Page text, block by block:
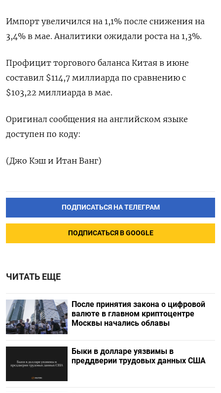
Импорт увеличился на 1,1% после снижения на
3,4% в мае. Аналитики ожидали роста на 1,3%.
Профицит торгового баланса Китая в июне
составил $114,7 миллиарда по сравнению с
$103,22 миллиарда в мае.
Оригинал сообщения на английском языке
доступен по коду:
(Джо Кэш и Итан Ванг)
ПОДПИСАТЬСЯ НА ТЕЛЕГРАМ
ПОДПИСАТЬСЯ В GOOGLE
ЧИТАТЬ ЕЩЕ
После принятия закона о цифровой
валюте в главном криптоцентре
Москвы начались облавы
Быки в долларе уязвимы в
преддверии трудовых данных США